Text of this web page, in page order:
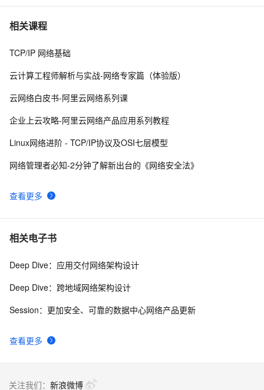
7 python 技术篇-logging模块的日志定期清理设置，自动清
8 SLS新版告警入门-旧版告警升级
deployment. See server log for details.
10Windows Phone 实用开发技巧（24）：上传日志
相关课程
查看更多
TCP/IP 网络基础
云计算工程师解析与实战-网络专家篇（体验版）
云网络白皮书-阿里云网络系列课
企业上云攻略-阿里云网络产品应用系列教程
Linux网络进阶 - TCP/IP协议及OSI七层模型
网络管理者必知-2分钟了解新出台的《网络安全法》
相关电子书
查看更多
Deep Dive：应用交付网络架构设计
Deep Dive：跨地域网络架构设计
Session：更加安全、可靠的数据中心网络产品更新
关注我们： 新浪微博